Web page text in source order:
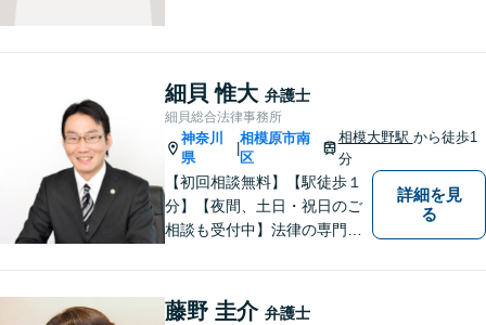
域に根ざした弁護士】法律ト
ラブルでお悩みの方は、お気
軽にご相談ください。
細貝 惟大 弁護士
細貝総合法律事務所
神奈川
県
相模原市南
区
相模大野駅 から徒歩1
分
【初回相談無料】【駅徒歩１
分】【夜間、土日・祝日のご
相談も受付中】法律の専門家
す。
詳細を見
る
藤野 圭介 弁護士